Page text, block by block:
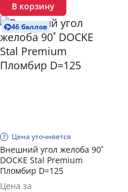
В корзину
46 баллов
Цена уточняется
Внешний угол желоба 90˚
DOCKE Stal Premium
Пломбир D=125
Цена за